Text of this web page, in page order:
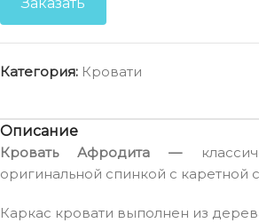
Категория: Кровати
Описание
Кровать Афродита —
оригинальной спинкой с каретной
Каркас кровати выполнен из